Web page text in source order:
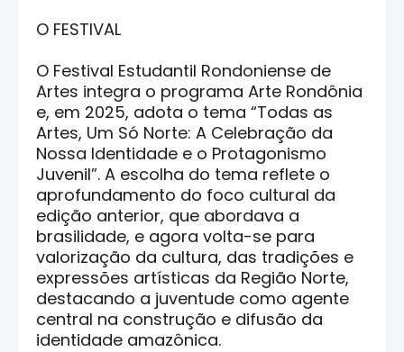
O FESTIVAL
O Festival Estudantil Rondoniense de
Artes integra o programa Arte Rondônia
e, em 2025, adota o tema “Todas as
Artes, Um Só Norte: A Celebração da
Nossa Identidade e o Protagonismo
Juvenil”. A escolha do tema reflete o
aprofundamento do foco cultural da
edição anterior, que abordava a
brasilidade, e agora volta-se para
valorização da cultura, das tradições e
expressões artísticas da Região Norte,
destacando a juventude como agente
central na construção e difusão da
identidade amazônica.